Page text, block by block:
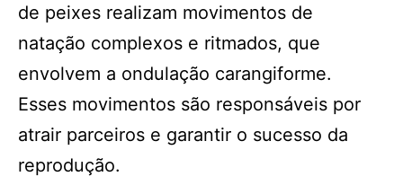
de peixes realizam movimentos de
natação complexos e ritmados, que
envolvem a ondulação carangiforme.
Esses movimentos são responsáveis ​​por
atrair parceiros e garantir o sucesso da
reprodução.